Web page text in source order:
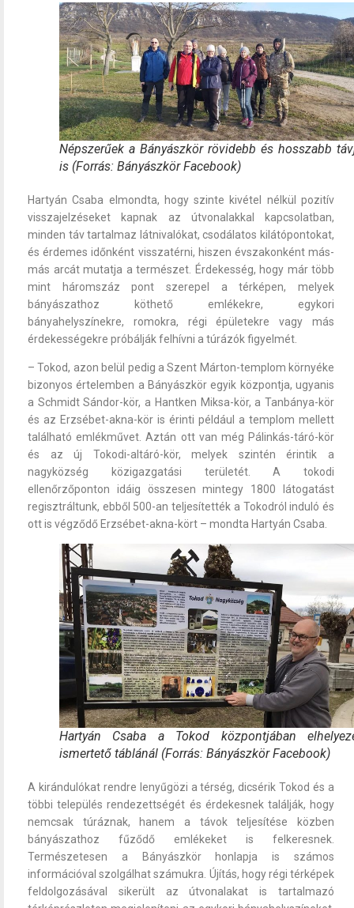
Népszerűek a Bányászkör rövidebb és hosszabb
is (Forrás: Bányászkör Facebook)
Hartyán Csaba elmondta, hogy szinte kivétel nélkül pozitív
visszajelzéseket kapnak az útvonalakkal kapcsolatban,
minden táv tartalmaz látnivalókat, csodálatos kilátópontokat,
és érdemes időnként visszatérni, hiszen évszakonként más-
más arcát mutatja a természet. Érdekesség, hogy már több
mint háromszáz pont szerepel a térképen, melyek
bányászathoz köthető emlékekre, egykori
bányahelyszínekre, romokra, régi épületekre vagy más
érdekességekre próbálják felhívni a túrázók figyelmét.
– Tokod, azon belül pedig a Szent Márton-templom környéke
bizonyos értelemben a Bányászkör egyik központja, ugyanis
a Schmidt Sándor-kör, a Hantken Miksa-kör, a Tanbánya-kör
és az Erzsébet-akna-kör is érinti például a templom mellett
található emlékművet. Aztán ott van még Pálinkás-táró-kör
és az új Tokodi-altáró-kör, melyek szintén érintik a
nagyközség közigazgatási területét. A tokodi
ellenőrzőponton idáig összesen mintegy 1800 látogatást
regisztráltunk, ebből 500-an teljesítették a Tokodról induló és
ott is végződő Erzsébet-akna-kört – mondta Hartyán Csaba.
Hartyán Csaba a Tokod központjában
ismertető táblánál (Forrás: Bányászkör Facebook)
A kirándulókat rendre lenyűgözi a térség, dicsérik Tokod és a
többi település rendezettségét és érdekesnek találják, hogy
nemcsak túráznak, hanem a távok teljesítése közben
bányászathoz fűződő emlékeket is felkeresnek.
Természetesen a Bányászkör honlapja is számos
információval szolgálhat számukra. Újítás, hogy régi térképek
feldolgozásával sikerült az útvonalakat is tartalmazó